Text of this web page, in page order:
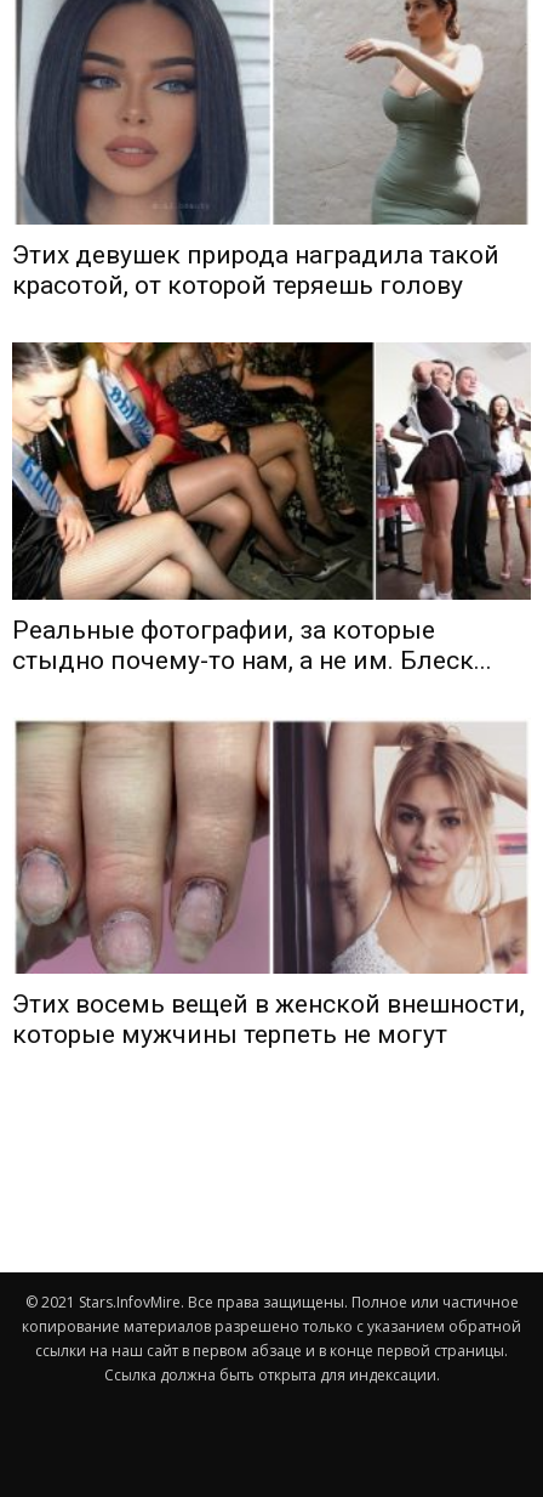
Этих девушек природа наградила такой
красотой, от которой теряешь голову
Реальные фотографии, за которые
стыдно почему-то нам, а не им. Блеск...
Этих восемь вещей в женской внешности,
которые мужчины терпеть не могут
© 2021 Stars.InfovMire. Все права защищены. Полное или частичное
копирование материалов разрешено только с указанием обратной
ссылки на наш сайт в первом абзаце и в конце первой страницы.
Ссылка должна быть открыта для индексации.